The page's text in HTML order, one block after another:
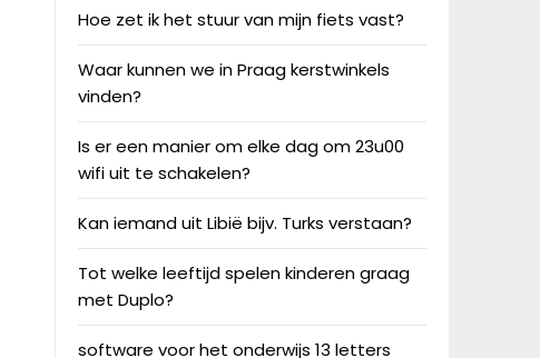
Hoe zet ik het stuur van mijn fiets vast?
Waar kunnen we in Praag kerstwinkels
vinden?
Is er een manier om elke dag om 23u00
wifi uit te schakelen?
Kan iemand uit Libië bijv. Turks verstaan?
Tot welke leeftijd spelen kinderen graag
met Duplo?
software voor het onderwijs 13 letters